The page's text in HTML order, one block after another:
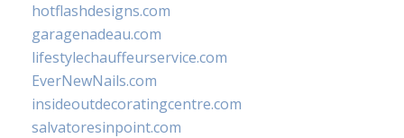
hotflashdesigns.com
garagenadeau.com
lifestylechauffeurservice.com
EverNewNails.com
insideoutdecoratingcentre.com
salvatoresinpoint.com